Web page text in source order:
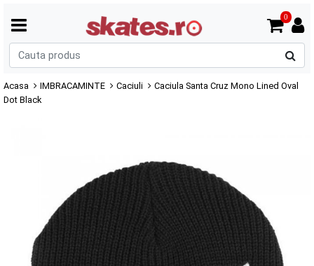
0
Acasa IMBRACAMINTE Caciuli
Caciula Santa Cruz Mono Lined Oval
Dot Black